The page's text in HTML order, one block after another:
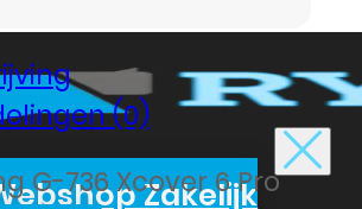
Zakelijk
(0)
G-736 Xcover 6 Pro